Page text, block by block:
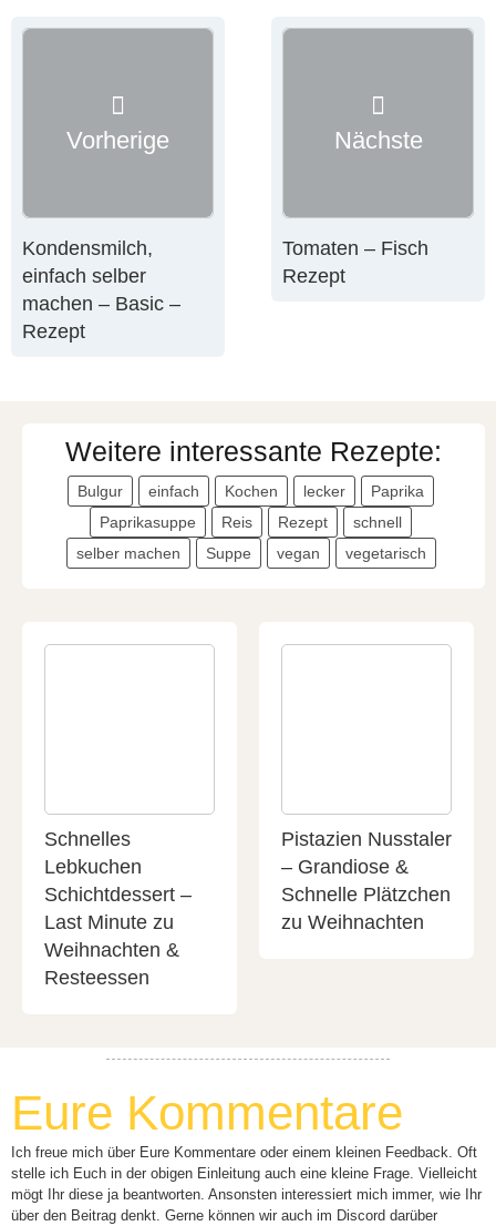
Vorherige
Kondensmilch,
einfach selber
machen – Basic –
Rezept
Nächste
Tomaten – Fisch
Rezept
Weitere interessante Rezepte:
Bulgur einfach Kochen lecker
Paprika
Paprikasuppe
Reis Rezept
schnell
selber machen
Suppe vegan vegetarisch
Schnelles
Lebkuchen
Schichtdessert –
Last Minute zu
Weihnachten &
Resteessen
Pistazien Nusstaler
– Grandiose &
Schnelle Plätzchen
zu Weihnachten
Eure Kommentare
Ich freue mich über Eure Kommentare oder einem kleinen Feedback. Oft
stelle ich Euch in der obigen Einleitung auch eine kleine Frage. Vielleicht
mögt Ihr diese ja beantworten. Ansonsten interessiert mich immer, wie Ihr
über den Beitrag denkt. Gerne können wir auch im Discord darüber